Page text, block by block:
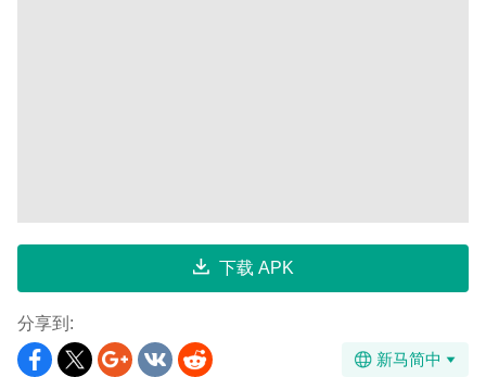
下载 APK
分享到:
新马简中